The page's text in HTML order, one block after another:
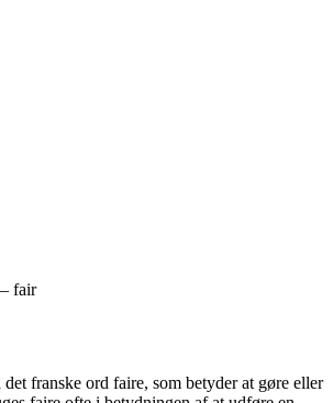
fair
franske ord faire, som betyder at gøre eller